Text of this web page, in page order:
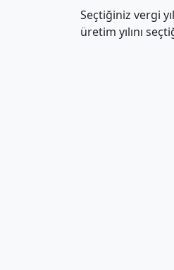
Seçtiğiniz vergi
üretim yılını